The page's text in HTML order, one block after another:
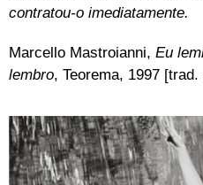
contratou-o imediatamente.
Marcello Mastroianni, Eu
lembro, Teorema, 1997